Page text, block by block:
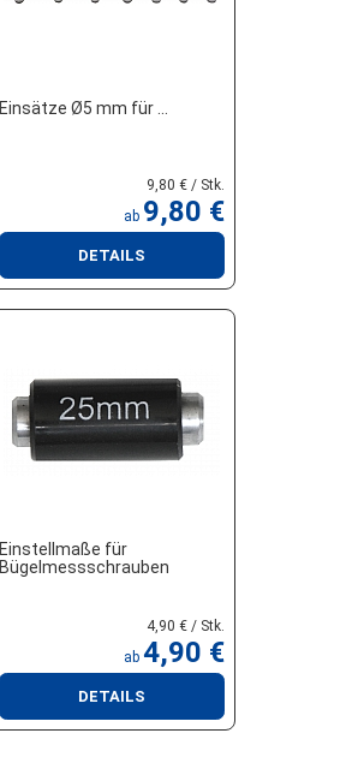
Einsätze Ø5 mm für
9,80 € / Stk.
ab 9,80 €
DETAILS
Einstellmaße für
Bügelmessschrauben
4,90 € / Stk.
ab 4,90 €
DETAILS